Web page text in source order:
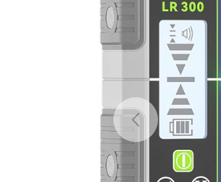
Previous